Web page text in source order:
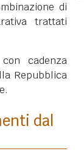
di
trattati
cadenza
Repubblica
dal